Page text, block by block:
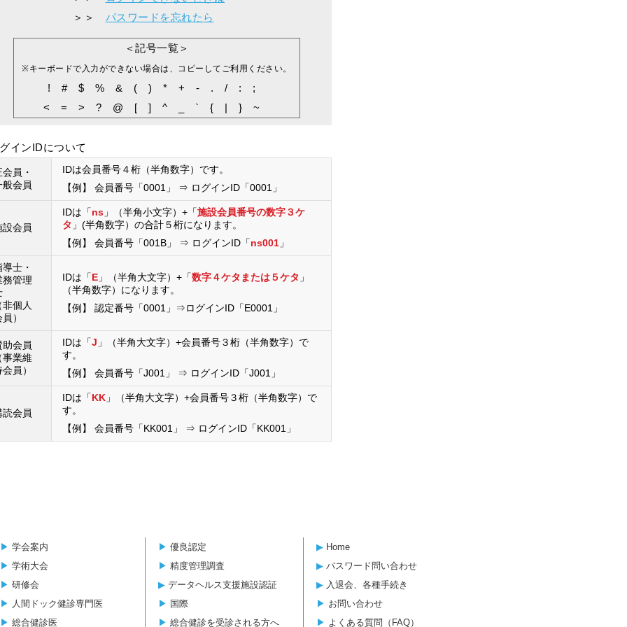
＞＞ パスワードを忘れたら
＜記号一覧＞
※キーボードで入力ができない場合は、コピーしてご利用ください。
!#$%&()*+-./:;
<=>?@[]^_`{|}~
インIDについて
会員・
般会員
IDは会員番号４桁（半角数字）です。
【例】 会員番号「0001」 ⇒ ログインID「0001」
設会員
IDは「ns 」（半角小文字）+「施設会員番号の数字３ケ
タ 」(半角数字）の合計５桁になります。
【例】 会員番号「001B」 ⇒ ログインID「ns001 」
導士・
務管理
非個人
）
IDは「E 」（半角大文字）+「数字４ケタまたは５ケタ 」
（半角数字）になります。
【例】 認定番号「0001」⇒ログインID「E0001」
助会員
事業維
員）
IDは「J 」（半角大文字）+会員番号３桁（半角数字）で
す。
【例】 会員番号「J001」 ⇒ ログインID「J001」
読会員
IDは「KK 」（半角大文字）+会員番号３桁（半角数字）で
す。
【例】 会員番号「KK001」 ⇒ ログインID「KK001」
▶︎ 学会案内
▶︎ 学術大会
▶︎ 研修会
▶︎ 人間ドック健診専門医
▶︎ 総合健診医
▶︎ 優良認定
▶︎ 精度管理調査
▶︎ データヘルス支援施設認証
▶︎ 国際
▶︎ 総合健診を受診される方へ
▶︎ Home
▶︎ パスワード問い合わせ
▶︎ 入退会、各種手続き
▶︎ お問い合わせ
▶︎ よくある質問（FAQ）